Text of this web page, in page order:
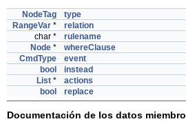
NodeTag
type
RangeVar *
relation
char *
rulename
Node *
whereClause
CmdType
event
bool
instead
List *
actions
bool
replace
Documentación de los datos miembro